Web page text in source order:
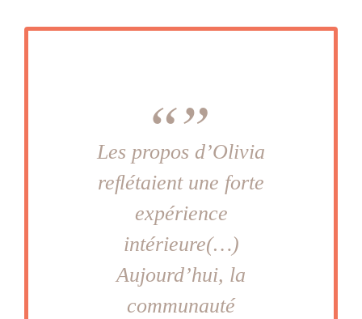
Les propos d’Olivia
reﬂétaient une forte
expérience
intérieure(…)
Aujourd’hui, la
communauté